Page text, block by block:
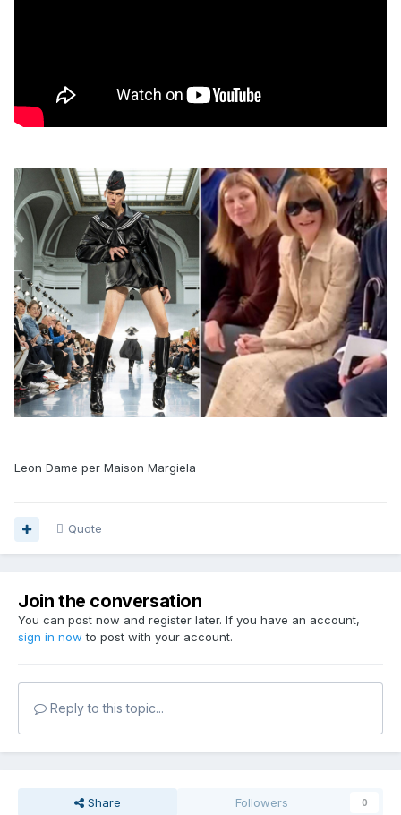
Leon Dame per Maison Margiela
Quote
Join the conversation
You can post now and register later. If you have an account,
sign in now to post with your account.
Reply to this topic...
Share Followers 0